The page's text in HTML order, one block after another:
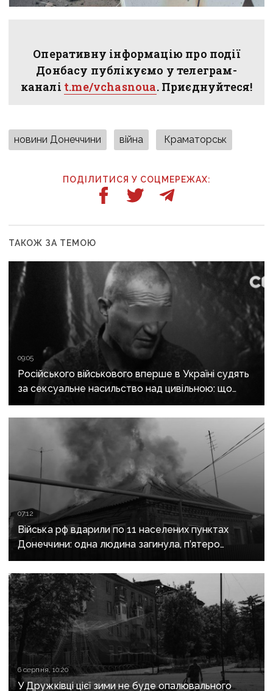
Оперативну інформацію про події
Донбасу публікуємо у телеграм-
каналі t.me/vchasnoua. Приєднуйтеся!
новини Донеччини війна Краматорськ
ПОДІЛИТИСЯ У СОЦМЕРЕЖАХ:
ТАКОЖ ЗА ТЕМОЮ
09:05
Російського військового вперше в Україні судять
за сексуальне насильство над цивільною: що
відомо про справу
07:12
Війська рф вдарили по 11 населених пунктах
Донеччини: одна людина загинула, п’ятеро
поранені
6 серпня, 10:20
У Дружківці цієї зими не буде опалювального